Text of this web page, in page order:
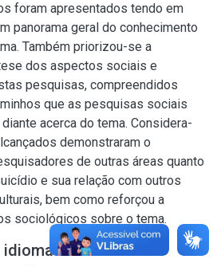
foram apresentados tendo em
panorama geral do conhecimento
Também priorizou-se a
dos aspectos sociais e
pesquisas, compreendidos
que as pesquisas sociais
acerca do tema. Considera-
demonstraram o
de outras áreas quanto
e sua relação com outros
bem como reforçou a
sociológicos sobre o tema.
idioma